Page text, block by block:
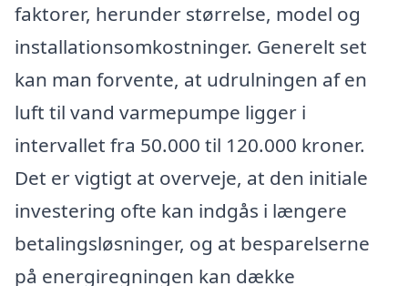
faktorer, herunder størrelse, model og
installationsomkostninger. Generelt set
kan man forvente, at udrulningen af en
luft til vand varmepumpe ligger i
intervallet fra 50.000 til 120.000 kroner.
Det er vigtigt at overveje, at den initiale
investering ofte kan indgås i længere
betalingsløsninger, og at besparelserne
på energiregningen kan dække